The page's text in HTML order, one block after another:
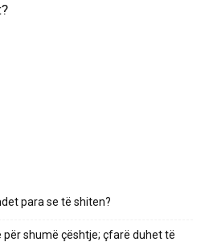
para se të shiten?
shumë çështje; çfarë duhet të